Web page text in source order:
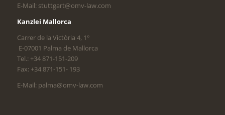
E-Mail: stuttgart@omv-law.com
Kanzlei Mallorca
Carrer de la Victòria 4, 1°
E-07001 Palma de Mallorca
Tel.: +34 871-151-209
Fax: +34 871-151- 193
E-Mail: palma@omv-law.com